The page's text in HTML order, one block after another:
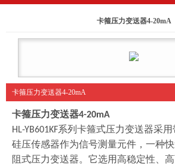
卡箍压力变送器4-20mA
卡箍压力变送器4-20mA
卡箍压力变送器4-20mA
HL-YB601KF系列卡箍式压力变送器采
硅压传感器作为信号测量元件，一种
阻式压力变送器。它选用高稳定性、